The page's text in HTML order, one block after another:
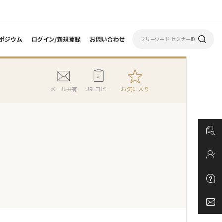
ジウム ログイン/新規登録 お問い合わせ
メール共有 URLコピー お気に入り